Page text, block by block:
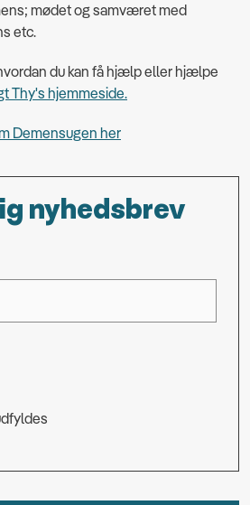
mødet og samværet med
etc.
du kan få hjælp eller hjælpe
Thy's hjemmeside.
Demensugen her
nyhedsbrev